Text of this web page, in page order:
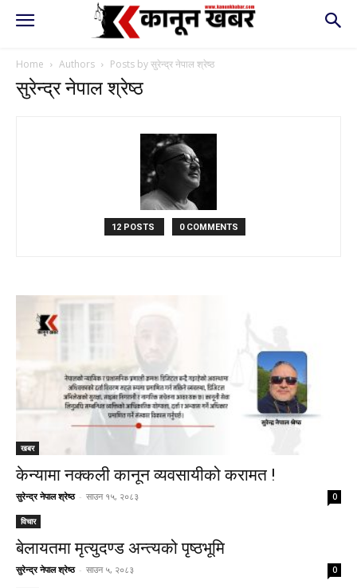
Home Authors Posts by सुरेन्द्र नेपाल श्रेष्ठ
सुरेन्द्र नेपाल श्रेष्ठ
12 POSTS 0 COMMENTS
खबर
केन्यामा नक्कली कानून व्यवसायीको करामत !
सुरेन्द्र नेपाल श्रेष्ठ - साउन १५, २०८३ 0
विचार
बेलायतमा मृत्युदण्ड अन्त्यको पृष्ठभूमि
सुरेन्द्र नेपाल श्रेष्ठ - साउन ५, २०८३ 0